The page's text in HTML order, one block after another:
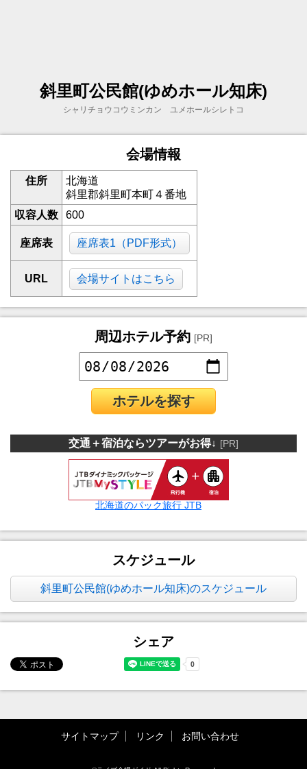
斜里町公民館(ゆめホール知床)
シャリチョウコウミンカン ユメホールシレトコ
会場情報
住所
北海道
斜里郡斜里町本町４番地
収容人数
600
座席表 座席表1（PDF形式）
URL 会場サイトはこちら
周辺ホテル予約 [PR]
ホテルを探す
交通＋宿泊ならツアーがお得↓ [PR]
北海道のパック旅行 JTB
スケジュール
斜里町公民館(ゆめホール知床)のスケジュール
シェア
サイトマップ リンク お問い合わせ